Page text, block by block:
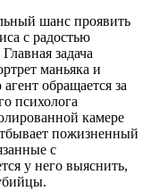
шанс проявить
с радостью
задача
маньяка и
обращается за
психолога
камере
пожизненный
с
у него выяснить,